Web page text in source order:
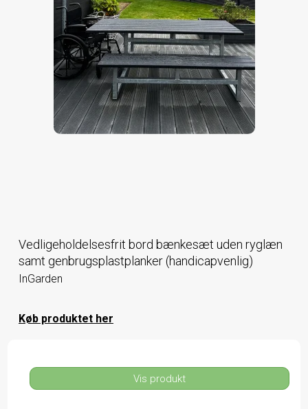
Vedligeholdelsesfrit bord bænkesæt uden ryglæn
samt genbrugsplastplanker (handicapvenlig)
InGarden
Køb produktet her
Vis produkt